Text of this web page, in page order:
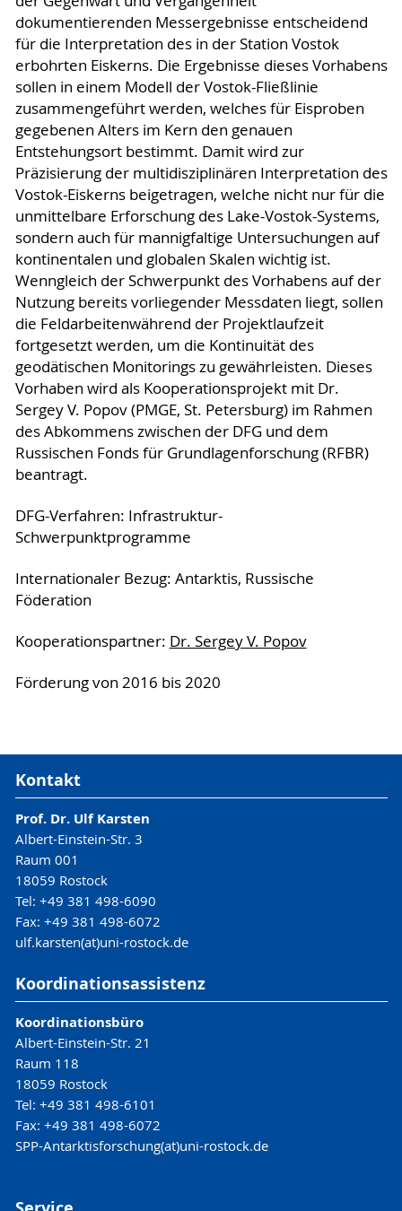
dokumentierenden Messergebnisse entscheidend
für die Interpretation des in der Station Vostok
erbohrten Eiskerns. Die Ergebnisse dieses Vorhabens
sollen in einem Modell der Vostok-Fließlinie
zusammengeführt werden, welches für Eisproben
gegebenen Alters im Kern den genauen
Entstehungsort bestimmt. Damit wird zur
Präzisierung der multidisziplinären Interpretation des
Vostok-Eiskerns beigetragen, welche nicht nur für die
unmittelbare Erforschung des Lake-Vostok-Systems,
sondern auch für mannigfaltige Untersuchungen auf
kontinentalen und globalen Skalen wichtig ist.
Wenngleich der Schwerpunkt des Vorhabens auf der
Nutzung bereits vorliegender Messdaten liegt, sollen
die Feldarbeitenwährend der Projektlaufzeit
fortgesetzt werden, um die Kontinuität des
geodätischen Monitorings zu gewährleisten. Dieses
Vorhaben wird als Kooperationsprojekt mit Dr.
Sergey V. Popov (PMGE, St. Petersburg) im Rahmen
des Abkommens zwischen der DFG und dem
Russischen Fonds für Grundlagenforschung (RFBR)
beantragt.
DFG-Verfahren: Infrastruktur-
Schwerpunktprogramme
Internationaler Bezug: Antarktis, Russische
Föderation
Kooperationspartner: Dr. Sergey V. Popov
Förderung von 2016 bis 2020
Kontakt
Prof. Dr. Ulf Karsten
Albert-Einstein-Str. 3
Raum 001
18059 Rostock
Tel: +49 381 498-6090
Fax: +49 381 498-6072
ulf.karsten(at)uni-rostock.de
Koordinationsassistenz
Koordinationsbüro
Albert-Einstein-Str. 21
Raum 118
18059 Rostock
Tel: +49 381 498-6101
Fax: +49 381 498-6072
SPP-Antarktisforschung(at)uni-rostock.de